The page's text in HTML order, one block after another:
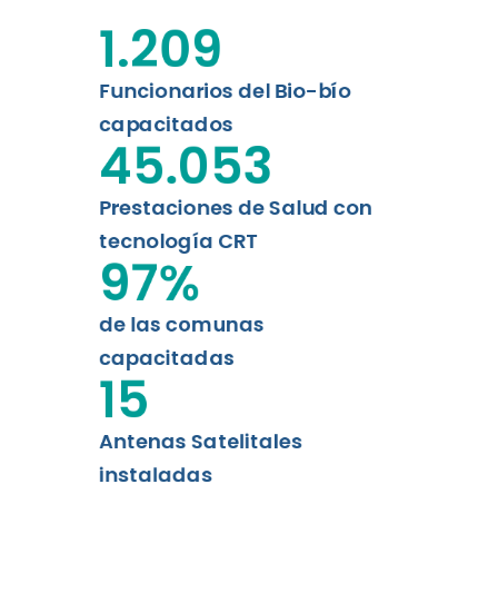
Funcionarios del Bio-bío
capacitados
1.209
Prestaciones de Salud con
tecnología CRT
45.053
de las comunas
capacitadas
97%
Antenas Satelitales
instaladas
15